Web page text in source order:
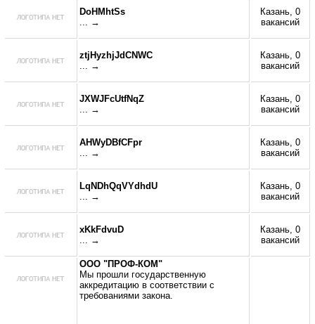
DoHMhtSs
... →
Казань, 0
вакансий
ztjHyzhjJdCNWC
... →
Казань, 0
вакансий
JXWJFcUtfNqZ
... →
Казань, 0
вакансий
AHWyDBfCFpr
... →
Казань, 0
вакансий
LqNDhQqVYdhdU
... →
Казань, 0
вакансий
xKkFdvuD
... →
Казань, 0
вакансий
ООО "ПРОФ-КОМ"
Мы прошли государственную
аккредитацию в соответствии с
требованиями закона.